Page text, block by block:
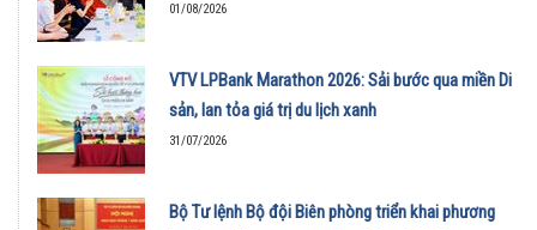
01/08/2026
VTV LPBank Marathon 2026: Sải bước qua miền Di
sản, lan tỏa giá trị du lịch xanh
31/07/2026
Bộ Tư lệnh Bộ đội Biên phòng triển khai phương